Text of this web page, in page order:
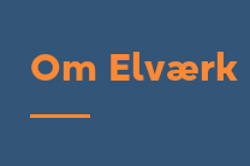
Om Elværk